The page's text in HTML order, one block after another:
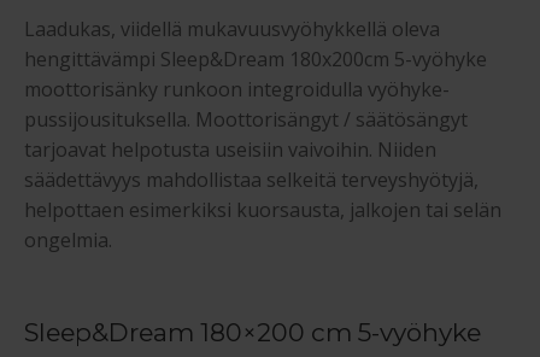
Laadukas, viidellä mukavuusvyöhykkellä oleva
hengittävämpi Sleep&Dream 180x200cm 5-vyöhyke
moottorisänky runkoon integroidulla vyöhyke-
pussijousituksella. Moottorisängyt / säätösängyt
tarjoavat helpotusta useisiin vaivoihin. Niiden
säädettävyys mahdollistaa selkeitä terveyshyötyjä,
helpottaen esimerkiksi kuorsausta, jalkojen tai selän
ongelmia.
Sleep&Dream 180×200 cm 5-vyöhyke